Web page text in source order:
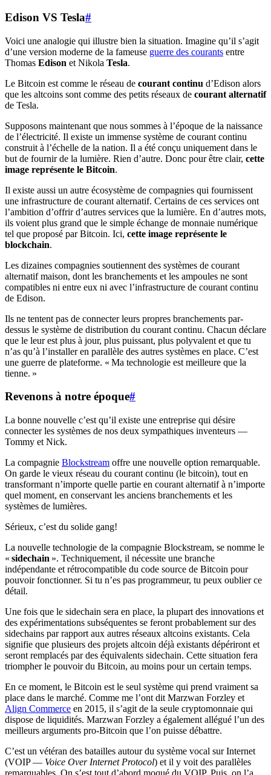
Edison VS Tesla#
Voici une analogie qui illustre bien la situation. Imagine qu’il s’agit
d’une version moderne de la fameuse guerre des courants entre
Thomas Edison et Nikola Tesla.
Le Bitcoin est comme le réseau de courant continu d’Edison alors
que les altcoins sont comme des petits réseaux de courant alternatif
de Tesla.
Supposons maintenant que nous sommes à l’époque de la naissance
de l’électricité. Il existe un immense système de courant continu
construit à l’échelle de la nation. Il a été conçu uniquement dans le
but de fournir de la lumière. Rien d’autre. Donc pour être clair, cette
image représente le Bitcoin.
Il existe aussi un autre écosystème de compagnies qui fournissent
une infrastructure de courant alternatif. Certains de ces services ont
l’ambition d’offrir d’autres services que la lumière. En d’autres mots,
ils voient plus grand que le simple échange de monnaie numérique
tel que proposé par Bitcoin. Ici, cette image représente le
blockchain.
Les dizaines compagnies soutiennent des systèmes de courant
alternatif maison, dont les branchements et les ampoules ne sont
compatibles ni entre eux ni avec l’infrastructure de courant continu
de Edison.
Ils ne tentent pas de connecter leurs propres branchements par-
dessus le système de distribution du courant continu. Chacun déclare
que le leur est plus à jour, plus puissant, plus polyvalent et que tu
n’as qu’à l’installer en parallèle des autres systèmes en place. C’est
une guerre de plateforme. « Ma technologie est meilleure que la
tienne. »
Revenons à notre époque#
La bonne nouvelle c’est qu’il existe une entreprise qui désire
connecter les systèmes de nos deux sympathiques inventeurs —
Tommy et Nick.
La compagnie Blockstream offre une nouvelle option remarquable.
On garde le vieux réseau du courant continu (le bitcoin), tout en
transformant n’importe quelle partie en courant alternatif à n’importe
quel moment, en conservant les anciens branchements et les
systèmes de lumières.
Sérieux, c’est du solide gang!
La nouvelle technologie de la compagnie Blockstream, se nomme le
« sidechain ». Techniquement, il nécessite une branche
indépendante et rétrocompatible du code source de Bitcoin pour
pouvoir fonctionner. Si tu n’es pas programmeur, tu peux oublier ce
détail.
Une fois que le sidechain sera en place, la plupart des innovations et
des expérimentations subséquentes se feront probablement sur des
sidechains par rapport aux autres réseaux altcoins existants. Cela
signifie que plusieurs des projets altcoin déjà existants dépériront et
seront remplacés par des équivalents sidechain. Cette situation fera
triompher le pouvoir du Bitcoin, au moins pour un certain temps.
En ce moment, le Bitcoin est le seul système qui prend vraiment sa
place dans le marché. Comme me l’ont dit Marzwan Forzley et
Align Commerce en 2015, il s’agit de la seule cryptomonnaie qui
dispose de liquidités. Marzwan Forzley a également allégué l’un des
meilleurs arguments pro-Bitcoin que l’on puisse débattre.
C’est un vétéran des batailles autour du système vocal sur Internet
(VOIP — Voice Over Internet Protocol) et il y voit des parallèles
remarquables. On s’est tout d’abord moqué du VOIP. Puis, on l’a